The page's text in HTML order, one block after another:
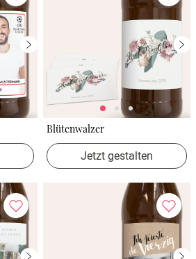
Blütenwalzer
Jetzt gestalten